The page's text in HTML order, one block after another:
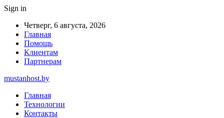
Sign in
Четверг, 6 августа, 2026
Главная
Помощь
Клиентам
Партнерам
mustanhost.by
Главная
Технологии
Контакты